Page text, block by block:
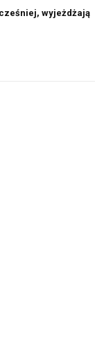
wyjeżdżają